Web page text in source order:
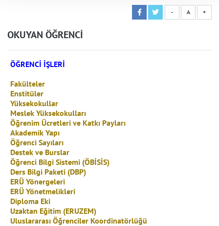
- A +
OKUYAN ÖĞRENCİ
ÖĞRENCİ İŞLERİ
Fakülteler
Enstitüler
Yüksekokullar
Meslek Yüksekokulları
Öğrenim Ücretleri ve Katkı Payları
Akademik Yapı
Öğrenci Sayıları
Destek ve Burslar
Öğrenci Bilgi Sistemi (ÖBİSİS)
Ders Bilgi Paketi (DBP)
ERÜ Yönergeleri
ERÜ Yönetmelikleri
Diploma Eki
Uzaktan Eğitim (ERUZEM)
Uluslararası Öğrenciler Koordinatörlüğü